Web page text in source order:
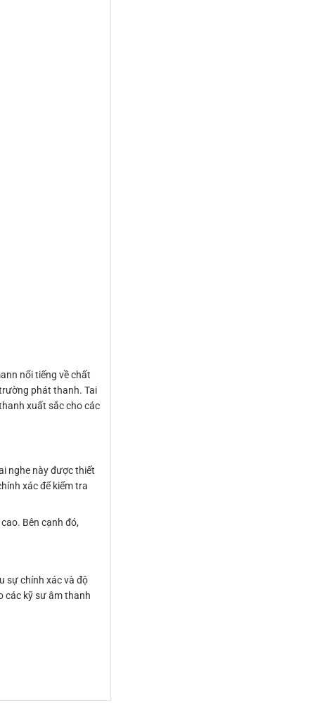
nổi tiếng về chất
phát thanh. Tai
xuất sắc cho các
nghe này được thiết
xác để kiểm tra
Bên cạnh đó,
sự chính xác và độ
các kỹ sư âm thanh